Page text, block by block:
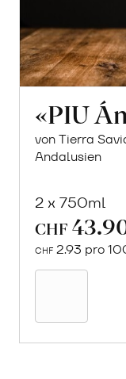
«PIU
von Tierra
Andalusien
2 x 750ml
CHF
CHF 2.93 pro